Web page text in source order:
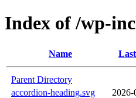
Index of /wp-
Name
Parent Directory
accordion-heading.svg
2026-